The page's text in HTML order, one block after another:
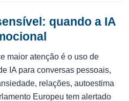
quando a IA
maior atenção é o uso de
IA para conversas pessoais,
relações, autoestima
Europeu tem alertado